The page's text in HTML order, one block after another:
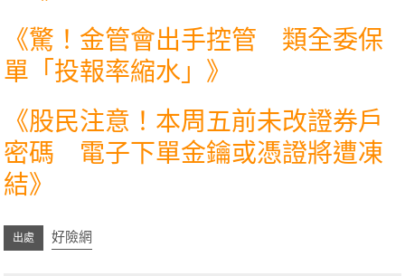
《驚！金管會出手控管 類全委保
單「投報率縮水」 》
《股民注意！本周五前未改證券戶
密碼 電子下單金鑰或憑證將遭凍
結》
好險網